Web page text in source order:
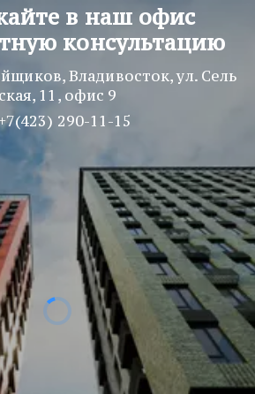
в наш офис
консультацию
,Владивосток,ул. Сель
ская, 11 , офис 9
290-11-15